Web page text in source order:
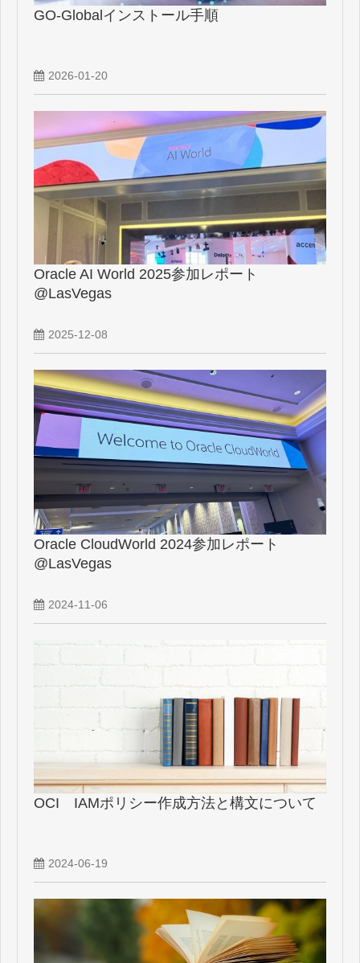
GO-Globalインストール手順
2026-01-20
Oracle AI World 2025参加レポート
@LasVegas
2025-12-08
Oracle CloudWorld 2024参加レポート
@LasVegas
2024-11-06
OCI IAMポリシー作成方法と構文について
2024-06-19